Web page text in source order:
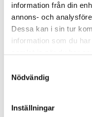
Press
Organisation
Styrelse
Nyheter
information från din
annons- och
Dessa kan i sin tur
information som du
Nödvändig
Inställningar